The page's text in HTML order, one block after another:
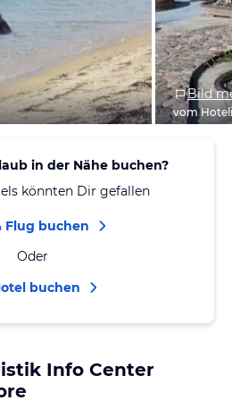
Bild
vom
in der Nähe buchen?
könnten Dir gefallen
Flug buchen
Oder
buchen
Info Center